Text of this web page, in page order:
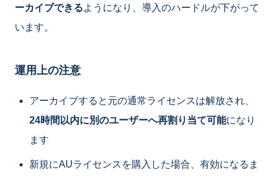
ーカイブできるようになり、導入のハードルが下がって
います。
運用上の注意
アーカイブすると元の通常ライセンスは解放され、
24時間以内に別のユーザーへ再割り当て可能になり
ます
新規にAUライセンスを購入した場合、有効になるま